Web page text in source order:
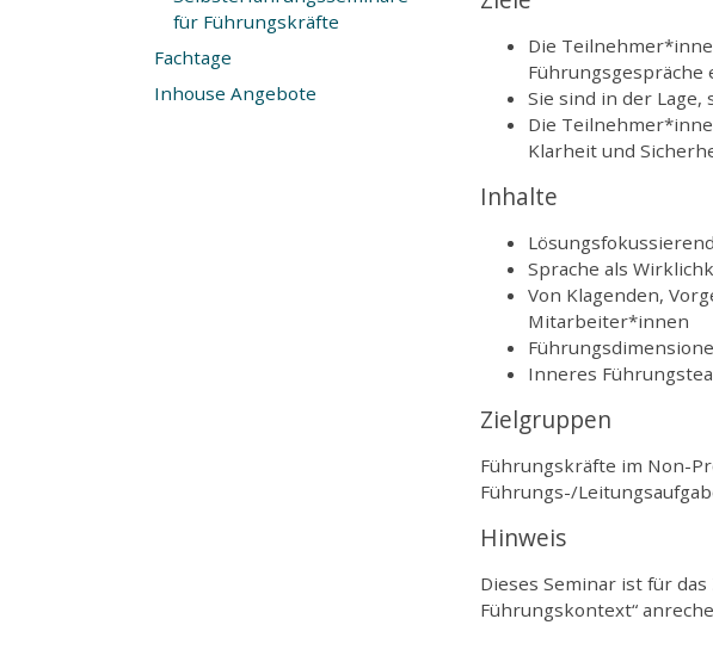
Die
Sie sind in der
Die
Klarheit und
Inhalte
Sprache als
Von Klagenden,
Mitarbeiter*innen
Inneres
Zielgruppen
Führungskräfte im Non-
Führungs-/
Hinweis
Dieses Seminar ist für
Führungskontext“
für Führungskräfte
Fachtage
Inhouse Angebote